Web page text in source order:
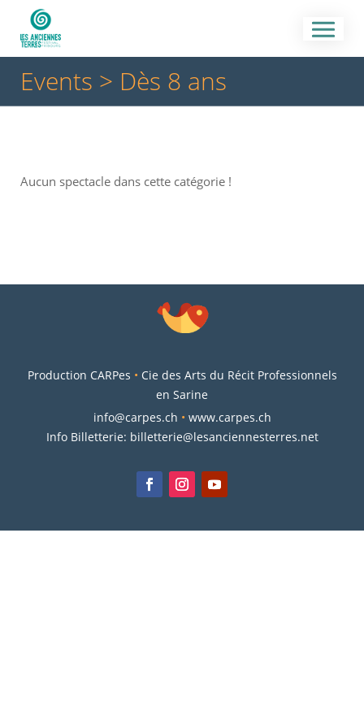
Events > Dès 8 ans
Aucun spectacle dans cette catégorie !
Production CARPes • Cie des Arts du Récit Professionnels
en Sarine
info@carpes.ch • www.carpes.ch
Info Billetterie: billetterie@lesanciennesterres.net